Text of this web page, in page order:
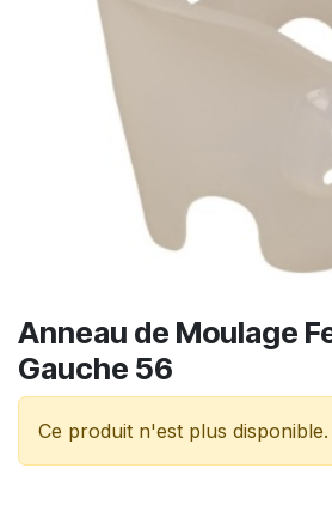
Anneau de Moulage
Gauche 56
Ce produit n'est plus disponible.